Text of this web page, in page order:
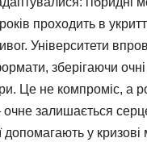
проходить в
Університети
зберігаючи очні
Це не компроміс, а
залишається
допомагають у